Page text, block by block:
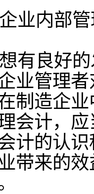
业内部管
有良好的
业管理
制造企
会计，
计的认
带来的